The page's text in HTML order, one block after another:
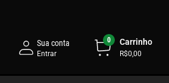
Sua conta 0 Carrinho
R$0,00